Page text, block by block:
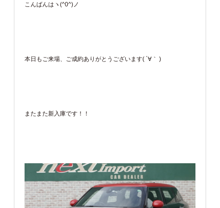
こんばんはヽ(^0^)ノ
本日もご来場、ご成約ありがとうございます( ´∀｀ )
またまた新入庫です！！